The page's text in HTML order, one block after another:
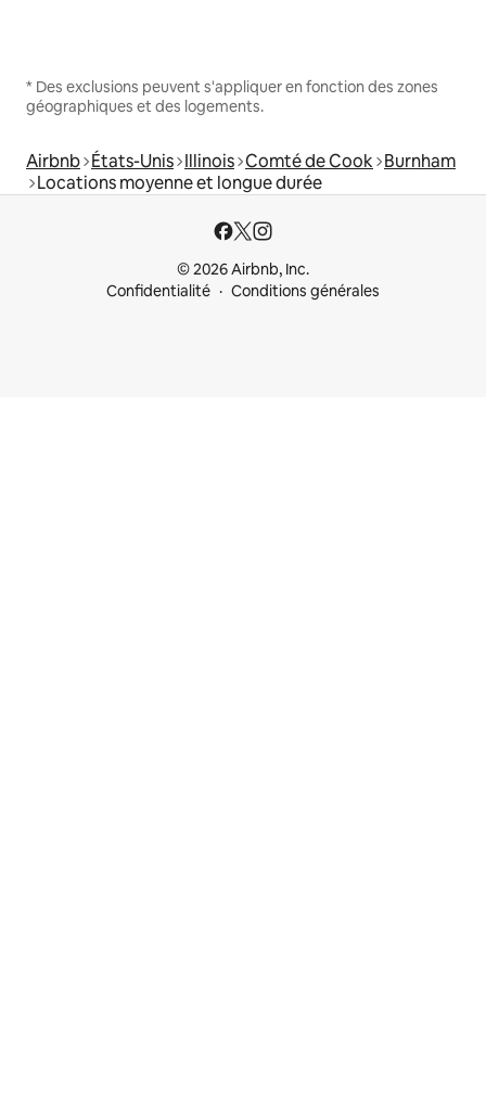
* Des exclusions peuvent s'appliquer en fonction des zones
géographiques et des logements.
Airbnb États-Unis Illinois Comté de Cook Burnham
Locations moyenne et longue durée
© 2026 Airbnb, Inc.
Confidentialité
Conditions générales